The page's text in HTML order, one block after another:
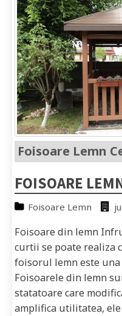
Foisoare Lemn
FOISOARE
Foisoare Lemn
Foisoare din lemn
curtii se poate realiza
foisorul lemn este
Foisoarele din lemn
statatoare care
amplifica utilitatea,